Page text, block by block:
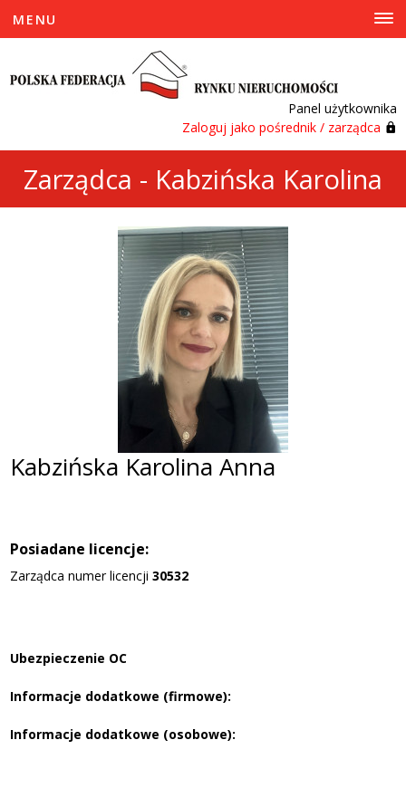
Panel użytkownika
Zaloguj jako pośrednik / zarządca
MENU
Zarządca - Kabzińska Karolina
Kabzińska Karolina Anna
Posiadane licencje:
Zarządca numer licencji 30532
Ubezpieczenie OC
Informacje dodatkowe (firmowe):
Informacje dodatkowe (osobowe):